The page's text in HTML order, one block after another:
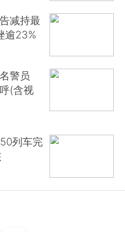
减持最
逾23%
警员
(含视
列车完